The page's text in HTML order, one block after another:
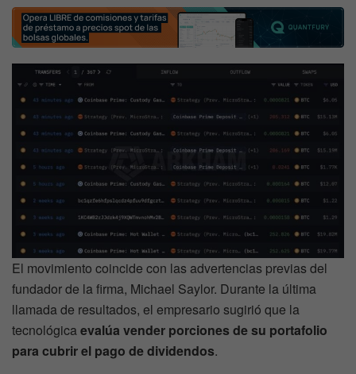
El movimiento coincide con las advertencias previas del
fundador de la firma, Michael Saylor. Durante la última
llamada de resultados, el empresario sugirió que la
tecnológicaevalúa vender porciones de su portafolio
para cubrir el pago de dividendos.